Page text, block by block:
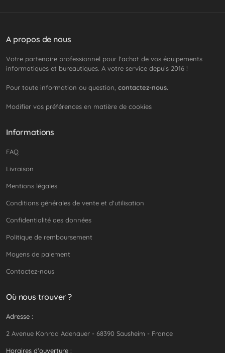
A propos de nous
Votre partenaire professionnel pour l'achat de vos équipements
informatiques et bureautiques. A votre service depuis 2016 !
Pour toute information ou question, contactez-nous.
Modifier vos préférences en matière de cookies
Informations
FAQ
Livraison
Mentions légales
Conditions générales de vente et d'utilisation
Confidentialité des données
Politique de remboursement
Moyens de paiement
Contactez-nous
Où nous trouver ?
Adresse :
2 Avenue Konrad Adenauer - 68390 Sausheim - France
Horaires d'ouverture :